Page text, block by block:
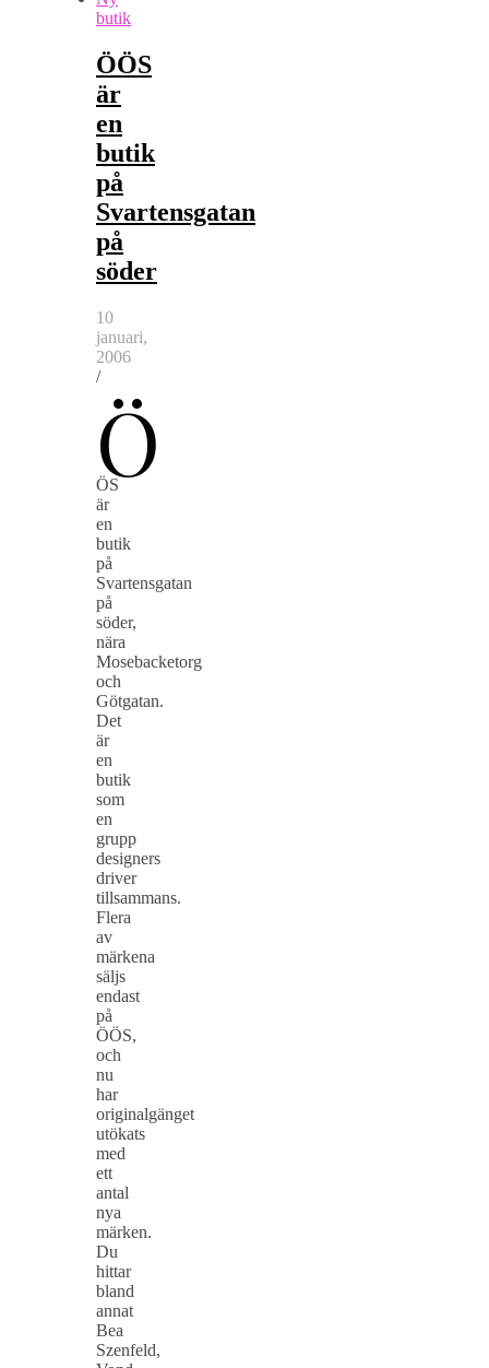
butik
ÖÖS
är
en
butik
på
Svartensgatan
på
söder
10
januari,
2006
/
Ö
ÖS
är
en
butik
på
Svartensgatan
på
söder,
nära
Mosebacketorg
och
Götgatan.
Det
är
en
butik
som
en
grupp
designers
driver
tillsammans.
Flera
av
märkena
säljs
endast
på
ÖÖS,
och
nu
har
originalgänget
utökats
med
ett
antal
nya
märken.
Du
hittar
bland
annat
Bea
Szenfeld,